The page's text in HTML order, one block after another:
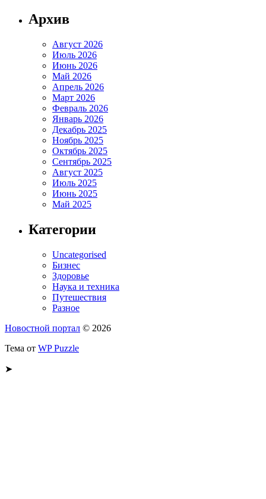
Архив
Август 2026
Июль 2026
Июнь 2026
Май 2026
Апрель 2026
Март 2026
Февраль 2026
Январь 2026
Декабрь 2025
Ноябрь 2025
Октябрь 2025
Сентябрь 2025
Август 2025
Июль 2025
Июнь 2025
Май 2025
Категории
Uncategorised
Бизнес
Здоровье
Наука и техника
Путешествия
Разное
Новостной портал © 2026
Тема от WP Puzzle
➤